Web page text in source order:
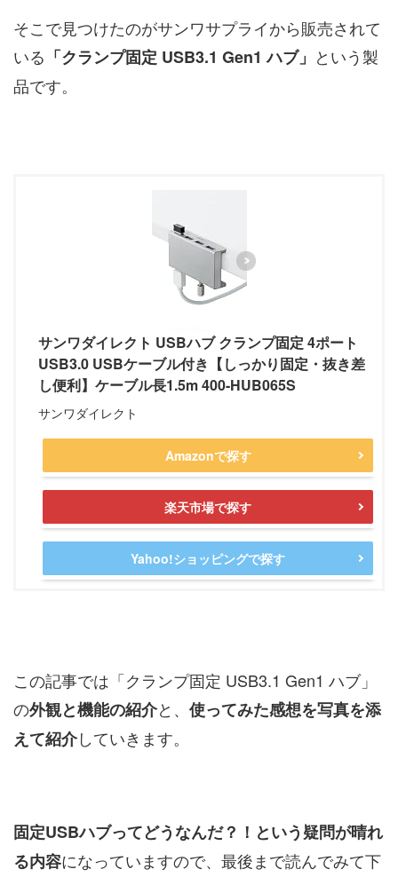
そこで見つけたのがサンワサプライから販売されて
いる 「クランプ固定 USB3.1 Gen1 ハブ」 という製
品です。
サンワダイレクト USBハブ クランプ固定 4ポート
USB3.0 USBケーブル付き【しっかり固定・抜き差
し便利】ケーブル長1.5m 400-HUB065S
サンワダイレクト
Amazonで探す
楽天市場で探す
Yahoo!ショッピングで探す
この記事では「クランプ固定 USB3.1 Gen1 ハブ」
の外観と機能の紹介と、 使ってみた感想を写真を添
えて紹介していきます。
固定USBハブってどうなんだ？！という疑問が晴れ
る内容になっていますので、最後まで読んでみて下